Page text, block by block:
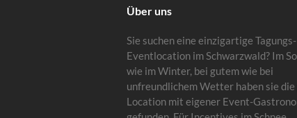
Über uns
Sie suchen eine einzigartige
Eventlocation im Schwarzwald? Im
wie im Winter, bei gutem wie bei
unfreundlichem Wetter haben sie
Location mit eigener Event-